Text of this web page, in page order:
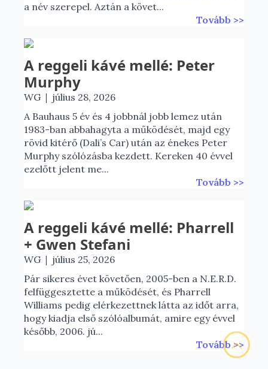
a név szerepel. Aztán a követ...
Tovább >>
A reggeli kávé mellé: Peter
Murphy
WG | július 28, 2026
A Bauhaus 5 év és 4 jobbnál jobb lemez után
1983-ban abbahagyta a működését, majd egy
rövid kitérő (Dali’s Car) után az énekes Peter
Murphy szólózásba kezdett. Kereken 40 évvel
ezelőtt jelent me...
Tovább >>
A reggeli kávé mellé: Pharrell
+ Gwen Stefani
WG | július 25, 2026
Pár sikeres évet követően, 2005-ben a N.E.R.D.
felfüggesztette a működését, és Pharrell
Williams pedig elérkezettnek látta az időt arra,
hogy kiadja első szólóalbumát, amire egy évvel
később, 2006. jú...
Tovább >>